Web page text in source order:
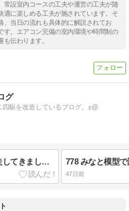
常設室内コースの工夫や運営の工夫が随
適に楽しめる工夫が施されています。そ
、当日の流れも具体的に解説されてお
す。エアコン完備の室内環境や時間制の
伝わります。
グ
四駆を改造しているブログ。±@
779 再びみなと模型で試走してきました。制振性を少しパワーアップさせました。 778 みなと模型
47日前